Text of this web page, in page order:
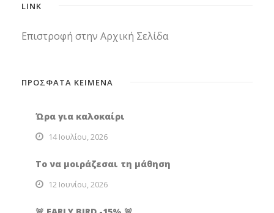
LINK
Επιστροφή στην Αρχική Σελίδα
ΠΡΟΣΦΑΤΑ ΚΕΙΜΕΝΑ
Ώρα για καλοκαίρι
14 Ιουλίου, 2026
Το να μοιράζεσαι τη μάθηση
12 Ιουνίου, 2026